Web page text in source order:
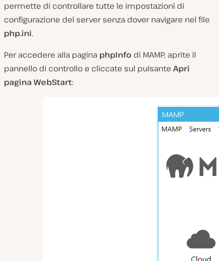
permette di controllare tutte le impostazioni di
configurazione del server senza dover navigare nel file
php.ini.
Per accedere alla pagina phpInfo di MAMP, aprite il
pannello di controllo e cliccate sul pulsante Apri
pagina WebStart: